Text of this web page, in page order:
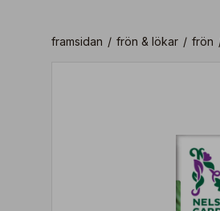
framsidan / frön & lökar / frön